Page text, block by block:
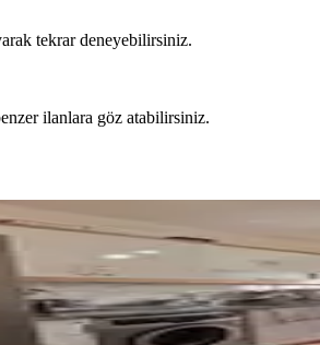
tekrar deneyebilirsiniz.
ilanlara göz atabilirsiniz.
Kat Fırsat Satılık 3+1 Daire